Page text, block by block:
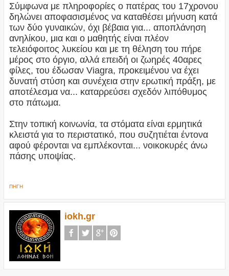
Σύμφωνα με πληροφορίες ο πατέρας του 17χρονου
δηλώνει αποφασισμένος να καταθέσει μήνυση κατά
των δύο γυναικών, όχι βέβαια για... αποπλάνηση
ανηλίκου, μια και ο μαθητής είναι πλέον
τελειόφοιτος λυκείου και με τη θέληση του πήρε
μέρος στο όργιο, αλλά επειδή οι ζωηρές 40αρες
φίλες, του έδωσαν Viagra, προκειμένου να έχει
δυνατή στύση και συνέχεια στην ερωτική πράξη, με
αποτέλεσμα να... καταρρεύσει σχεδόν λιπόθυμος
στο πάτωμα.
Στην τοπική κοινωνία, τα στόματα είναι ερμητικά
κλειστά για το περιστατικό, που συζητιέται έντονα
αφού φέρονται να εμπλέκονται... νοικοκυρές άνω
πάσης υποψίας.
ΠΗΓΗ
iokh.gr